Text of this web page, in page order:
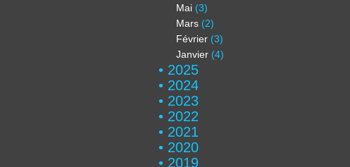
Mai (3)
Mars (2)
Février (3)
Janvier (4)
2025
2024
2023
2022
2021
2020
2019